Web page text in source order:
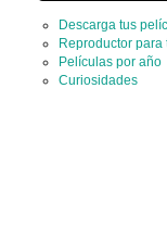
Descarga tus
Reproductor para
Películas por año
Curiosidades